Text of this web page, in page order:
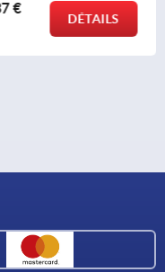
4,11 €
DÉTAILS